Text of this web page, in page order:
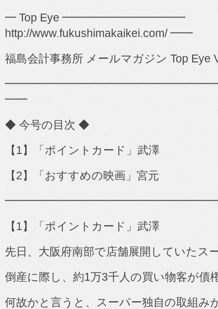
━ Top Eye ━━━━━━━━━━━
http://www.fukushimakaikei.com/ ━━
福島会計事務所 メールマガジン Top Eye
━━
◆ 今号の目次 ◆
【1】「ポイントカード」武澤
【2】「おすすめの映画」宮元
【1】「ポイントカード」武澤
先日、大阪府南部で店舗展開していたス
倒産に際し、約1万3千人の買い物客が債
何故かと言うと、スーパー独自の取組み